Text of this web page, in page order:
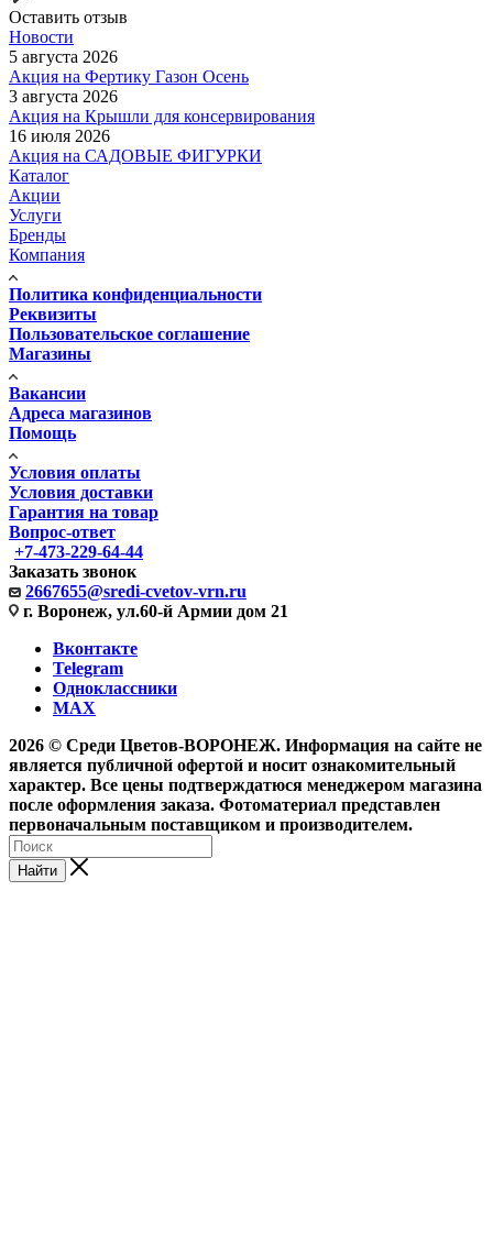
Оставить отзыв
Новости
5 августа 2026
Акция на Фертику Газон Осень
3 августа 2026
Акция на Крышли для консервирования
16 июля 2026
Акция на САДОВЫЕ ФИГУРКИ
Каталог
Акции
Услуги
Бренды
Компания
Политика конфиденциальности
Реквизиты
Пользовательское соглашение
Магазины
Вакансии
Адреса магазинов
Помощь
Условия оплаты
Условия доставки
Гарантия на товар
Вопрос-ответ
+7-473-229-64-44
Заказать звонок
2667655@sredi-cvetov-vrn.ru
г. Воронеж, ул.60-й Армии дом 21
Вконтакте
Telegram
Одноклассники
MAX
2026 © Среди Цветов-ВОРОНЕЖ. Информация на сайте не
является публичной офертой и носит ознакомительный
характер. Все цены подтверждатюся менеджером магазина
после оформления заказа. Фотоматериал представлен
первоначальным поставщиком и производителем.
Найти